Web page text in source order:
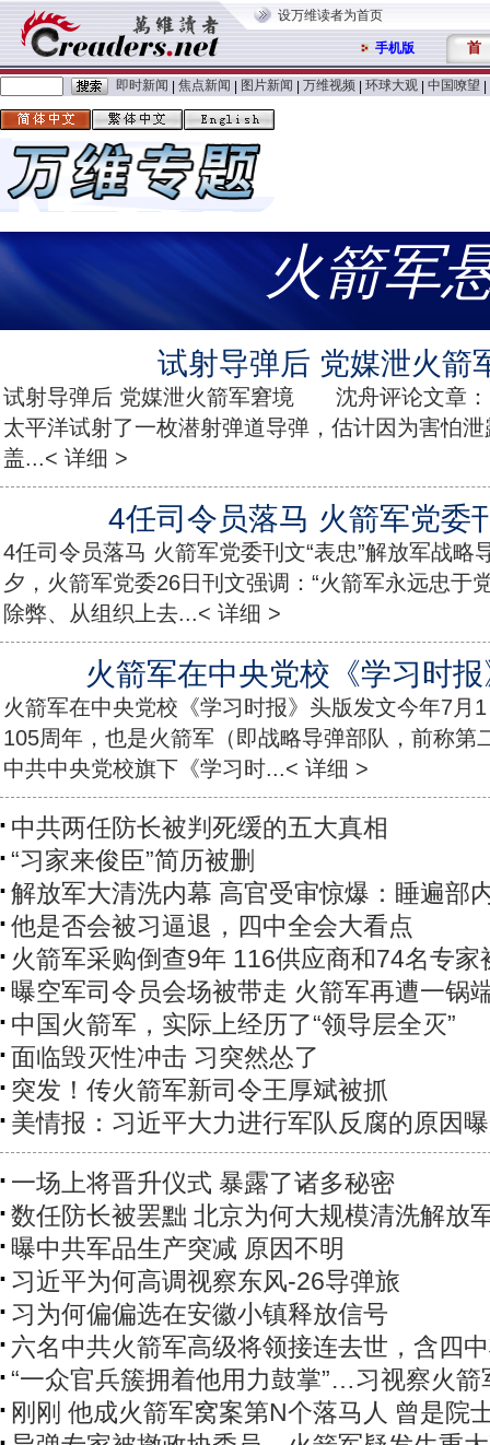
设万维读者为首页
手机版 首
即时新闻 焦点新闻 图片新闻 万维视频 环球大观 中国嘹望
火箭军
试射导弹后 党媒泄火箭
试射导弹后 党媒泄火箭军窘境 沈舟评论文章：
太平洋试射了一枚潜射弹道导弹，估计因为害怕
盖...< 详细 >
4任司令员落马 火箭军党委
4任司令员落马 火箭军党委刊文“表忠”解放军战略
夕，火箭军党委26日刊文强调：“火箭军永远忠于
除弊、从组织上去...< 详细 >
火箭军在中央党校《学习时
火箭军在中央党校《学习时报》头版发文今年7月
105周年，也是火箭军（即战略导弹部队，前称第
中共中央党校旗下《学习时...< 详细 >
中共两任防长被判死缓的五大真相
“习家来俊臣”简历被删
解放军大清洗内幕 高官受审惊爆：睡遍部
他是否会被习逼退，四中全会大看点
火箭军采购倒查9年 116供应商和74名专家
曝空军司令员会场被带走 火箭军再遭一锅
中国火箭军，实际上经历了“领导层全灭”
面临毁灭性冲击 习突然怂了
突发！传火箭军新司令王厚斌被抓
美情报：习近平大力进行军队反腐的原因
一场上将晋升仪式 暴露了诸多秘密
数任防长被罢黜 北京为何大规模清洗解放
曝中共军品生产突减 原因不明
习近平为何高调视察东风-26导弹旅
习为何偏偏选在安徽小镇释放信号
六名中共火箭军高级将领接连去世，含四
“一众官兵簇拥着他用力鼓掌”…习视察火箭
刚刚 他成火箭军窝案第N个落马人 曾是院